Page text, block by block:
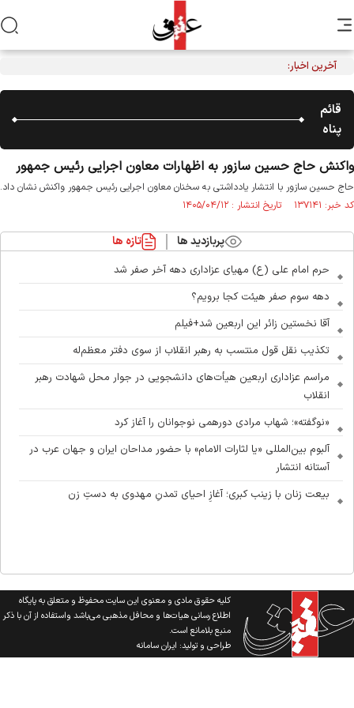
آخرین اخبار:
قائم
پناه
واکنش حاج حسین سازور به اظهارات معاون اجرایی رئیس جمهور
حاج حسین سازور با انتشار یادداشتی به سخنان معاون اجرایی رئیس جمهور واکنش نشان داد.
کد خبر: ۱۳۷۱۴۱ تاریخ انتشار : ۱۴۰۵/۰۴/۱۲
پربازدید ها تازه ها
حرم امام علی (ع) مهیای عزاداری دهه آخر صفر شد
دهه سوم صفر هیئت کجا برویم؟
آقا نخستین زائر این اربعین شد+فیلم
تکذیب نقل قول منتسب به رهبر انقلاب از سوی دفتر معظم‌له
مراسم عزاداری اربعین هیأت‌های دانشجویی در جوار محل شهادت رهبر
انقلاب
«نوگفته»؛ شهاب مرادی دورهمی نوجوانان را آغاز کرد
آلبوم بین‌المللی «یا لثارات الامام» با حضور مداحان ایران و جهان عرب در
آستانه انتشار
بیعت زنان با زینب کبری؛ آغازِ احیای تمدنِ مهدوی به دستِ زن
کلیه حقوق مادی و معنوی این سایت محفوظ و متعلق به پایگاه
اطلاع رسانی هیات‌ها و محافل مذهبی می‌باشد واستفاده از آن با ذکر
منبع بلامانع است.
طراحی و تولید: ایران سامانه